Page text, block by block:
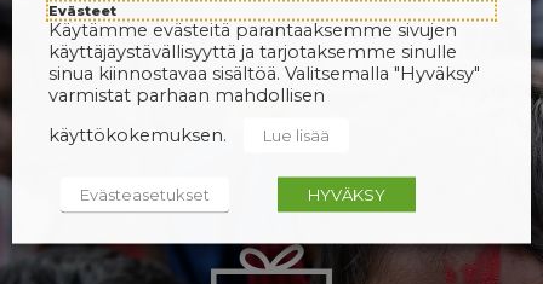
Evästeet
Käytämme evästeitä parantaaksemme sivujen
käyttäjäystävällisyyttä ja tarjotaksemme sinulle
sinua kiinnostavaa sisältöä. Valitsemalla "Hyväksy"
varmistat parhaan mahdollisen
käyttökokemuksen.
Lue lisää
Evästeasetukset HYVÄKSY